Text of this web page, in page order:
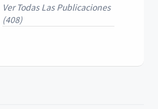
Ver Todas Las Publicaciones
(408)